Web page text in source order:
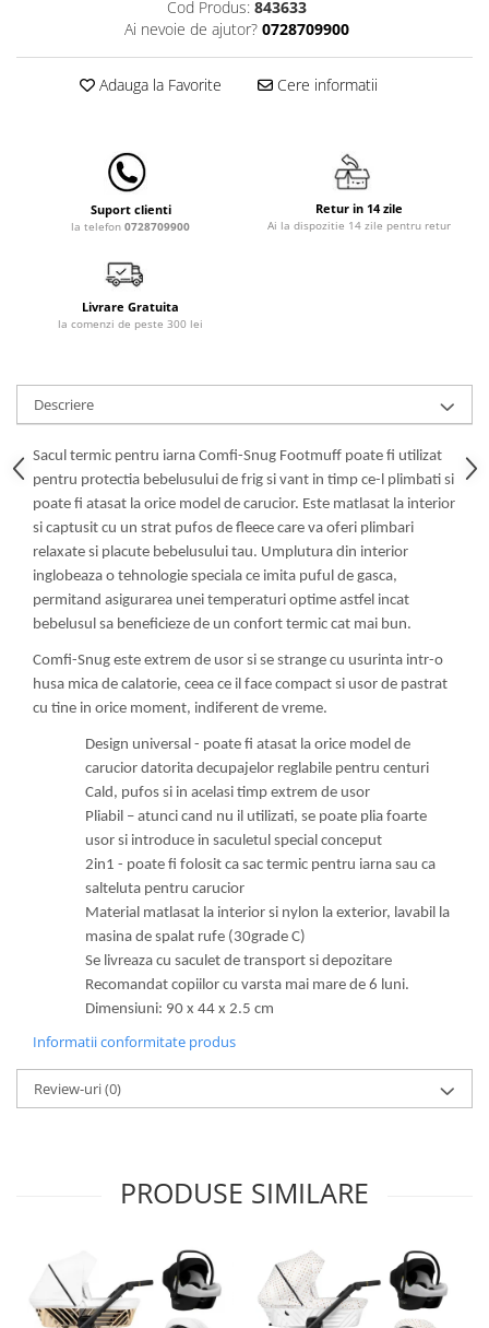
Saltele de infasat
Cod Produs: 843633
Ai nevoie de ajutor? 0728709900
Adauga la Favorite Cere informatii
Suport clienti
la telefon 0728709900
Retur in 14 zile
Ai la dispozitie 14 zile pentru retur
Livrare Gratuita
la comenzi de peste 300 lei
Descriere
Sacul termic pentru iarna Comfi-Snug Footmuff poate fi utilizat
pentru protectia bebelusului de frig si vant in timp ce-l plimbati si
poate fi atasat la orice model de carucior. Este matlasat la interior
si captusit cu un strat pufos de fleece care va oferi plimbari
relaxate si placute bebelusului tau. Umplutura din interior
inglobeaza o tehnologie speciala ce imita puful de gasca,
permitand asigurarea unei temperaturi optime astfel incat
bebelusul sa beneficieze de un confort termic cat mai bun.
Comfi-Snug este extrem de usor si se strange cu usurinta intr-o
husa mica de calatorie, ceea ce il face compact si usor de pastrat
cu tine in orice moment, indiferent de vreme.
Design universal - poate fi atasat la orice model de
carucior datorita decupajelor reglabile pentru centuri
Cald, pufos si in acelasi timp extrem de usor
Pliabil – atunci cand nu il utilizati, se poate plia foarte
usor si introduce in saculetul special conceput
2in1 - poate fi folosit ca sac termic pentru iarna sau ca
salteluta pentru carucior
Material matlasat la interior si nylon la exterior, lavabil la
masina de spalat rufe (30grade C)
Se livreaza cu saculet de transport si depozitare
Recomandat copiilor cu varsta mai mare de 6 luni.
Dimensiuni: 90 x 44 x 2.5 cm
Informatii conformitate produs
Review-uri(0)
PRODUSE SIMILARE